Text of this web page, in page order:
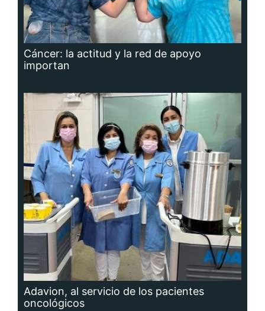
Cáncer: la actitud y la red de apoyo
importan
Adavion, al servicio de los pacientes
oncológicos